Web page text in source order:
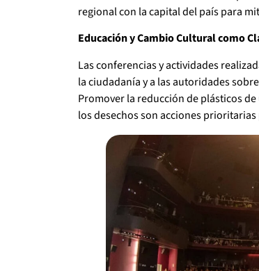
regional con la capital del país para
Educación y Cambio Cultural como
Las conferencias y actividades
la ciudadanía y a las autoridades
Promover la reducción de plásticos
los desechos son acciones prioritarias